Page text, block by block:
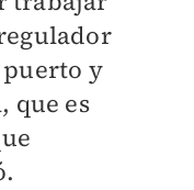
puerto y
que es